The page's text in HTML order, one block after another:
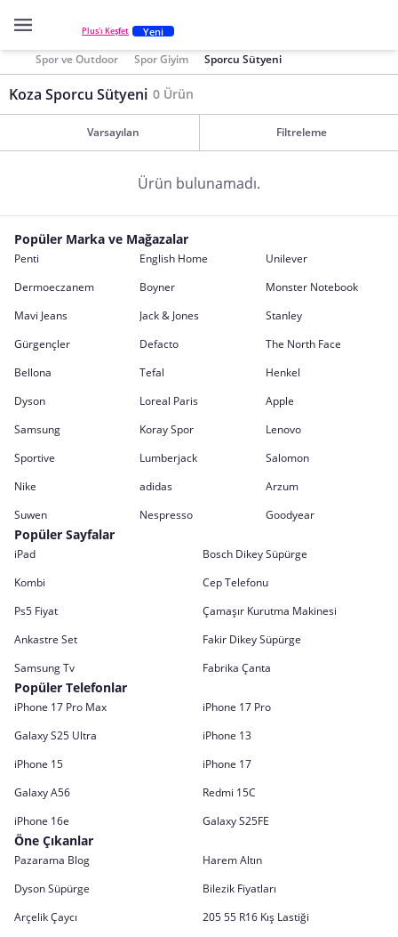
Plus'ı Keşfet Yeni
Spor ve Outdoor Spor Giyim Sporcu Sütyeni
Koza Sporcu Sütyeni 0 Ürün
Varsayılan Filtreleme
Ürün bulunamadı.
Popüler Marka ve Mağazalar
Penti English Home
Unilever
Dermoeczanem
Boyner
Monster Notebook
Mavi Jeans
Jack & Jones
Stanley
Gürgençler
Defacto
The North Face
Bellona
Tefal
Henkel
Dyson
Loreal Paris
Apple
Samsung
Koray Spor
Lenovo
Sportive
Lumberjack
Salomon
Nike
adidas
Arzum
Suwen
Nespresso Goodyear
Popüler Sayfalar
iPad
Bosch Dikey Süpürge
Kombi
Cep Telefonu
Ps5 Fiyat
Çamaşır Kurutma Makinesi
Ankastre Set
Fakir Dikey Süpürge
Samsung Tv
Fabrika Çanta
Popüler Telefonlar
iPhone 17 Pro Max
iPhone 17 Pro
Galaxy S25 Ultra
iPhone 13
iPhone 15
iPhone 17
Galaxy A56
Redmi 15C
iPhone 16e
Galaxy S25FE
Öne Çıkanlar
Pazarama Blog
Harem Altın
Dyson Süpürge
Bilezik Fiyatları
Arçelik Çaycı
205 55 R16 Kış Lastiği